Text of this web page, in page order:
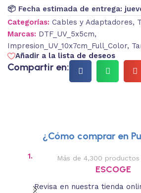
📦 Fecha estimada de entrega:
Categorías: Cables y Adaptadores,
Marcas: DTF_UV_5x5cm,
Impresion_UV_10x7cm_Full_Color,
Añadir a la lista de deseos
Compartir en:
¿Cómo comprar en
1. Más de 4,300 productos
ESCOGE
Revisa en nuestra tienda